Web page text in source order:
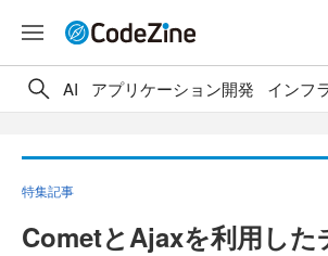
AI アプリケーション開発 インフ
特集記事
CometとAjaxを利用した